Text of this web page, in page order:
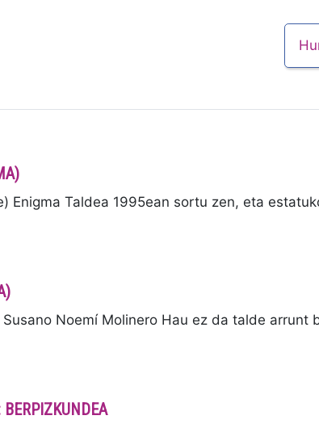
Enigma Taldea 1995ean sortu zen, eta
Susano Noemí Molinero Hau ez da talde